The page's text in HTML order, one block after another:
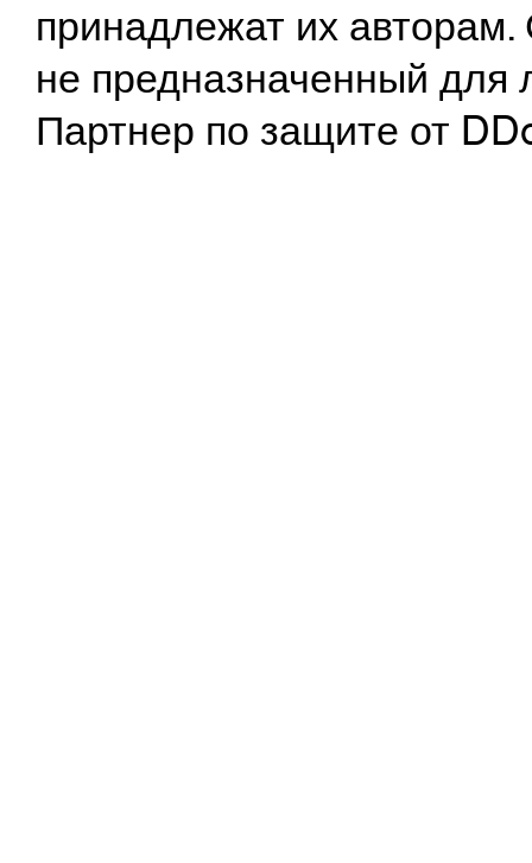
принадлежат их
не предназначенный
Партнер по защите от